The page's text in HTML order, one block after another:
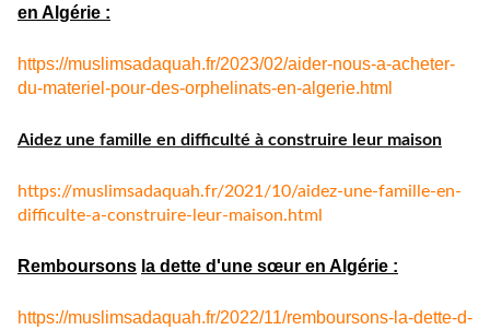
en Algérie :
https://muslimsadaquah.fr/2023/02/aider-nous-a-acheter-
du-materiel-pour-des-orphelinats-en-algerie.html
Aidez une famille en difficulté à construire leur maison
https://muslimsadaquah.fr/2021/10/aidez-une-famille-en-
difficulte-a-construire-leur-maison.html
Remboursons la dette d'une sœur en Algérie :
https://muslimsadaquah.fr/2022/11/remboursons-la-dette-d-